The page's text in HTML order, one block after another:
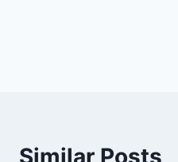
Similar Posts